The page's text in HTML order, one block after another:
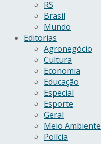
RS
Brasil
Mundo
Editorias
Agronegócio
Cultura
Economia
Educação
Especial
Esporte
Geral
Meio Ambiente
Polícia